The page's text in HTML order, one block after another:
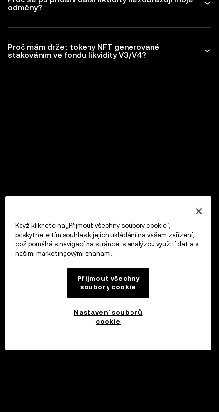
odměny?
Proč mám držet tokeny NFT generované
stakováním ve fondu likvidity V3/V4?
Když kliknete na „Přijmout všechny soubory cookie“,
poskytnete tím souhlas k jejich ukládání na vašem zařízení,
což pomáhá s navigací na stránce, s analýzou využití dat a s
našimi marketingovými snahami.
Přijmout všechny
soubory cookie
Nastavení souborů
cookie